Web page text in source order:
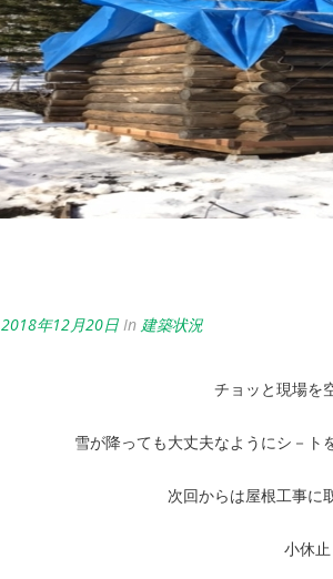
2018年12月20日 In 建築状況
チョッと現場を
雪が降っても大丈夫なようにシ－ト
次回からは屋根工事に
小休止